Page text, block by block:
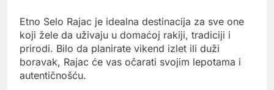
Etno Selo Rajac je idealna destinacija za sve one
koji žele da uživaju u domaćoj rakiji, tradiciji i
prirodi. Bilo da planirate vikend izlet ili duži
boravak, Rajac će vas očarati svojim lepotama i
autentičnošću.